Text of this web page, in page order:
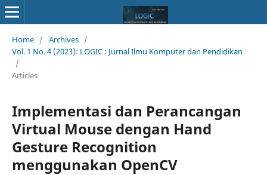
Home / Archives /
Vol. 1 No. 4 (2023): LOGIC : Jurnal Ilmu Komputer dan Pendidikan
/
Articles
Implementasi dan Perancangan
Virtual Mouse dengan Hand
Gesture Recognition
menggunakan OpenCV